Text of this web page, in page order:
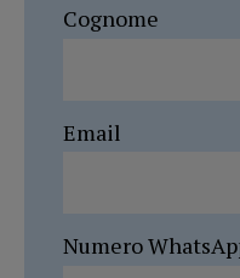
Cognome
Email
Numero